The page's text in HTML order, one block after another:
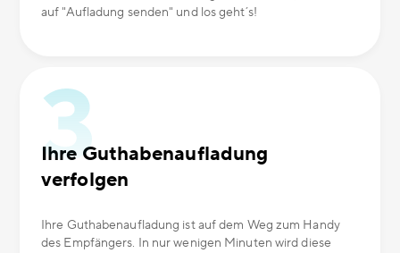
auf "Aufladung senden" und los geht´s!
Ihre Guthabenaufladung
verfolgen
Ihre Guthabenaufladung ist auf dem Weg zum Handy
des Empfängers. In nur wenigen Minuten wird diese